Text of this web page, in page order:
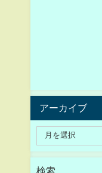
アーカイブ
検索